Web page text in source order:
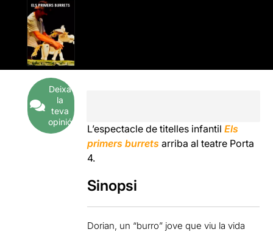
Deixa
la
teva
opinió
L’espectacle de titelles infantilEls
primers burretsarriba al teatre Porta
4.
Sinopsi
Dorian, un “burro” jove que viu la vida